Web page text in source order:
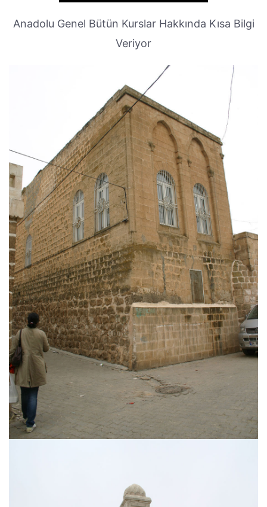
Anadolu Genel Bütün Kurslar Hakkında Kısa Bilgi
Veriyor